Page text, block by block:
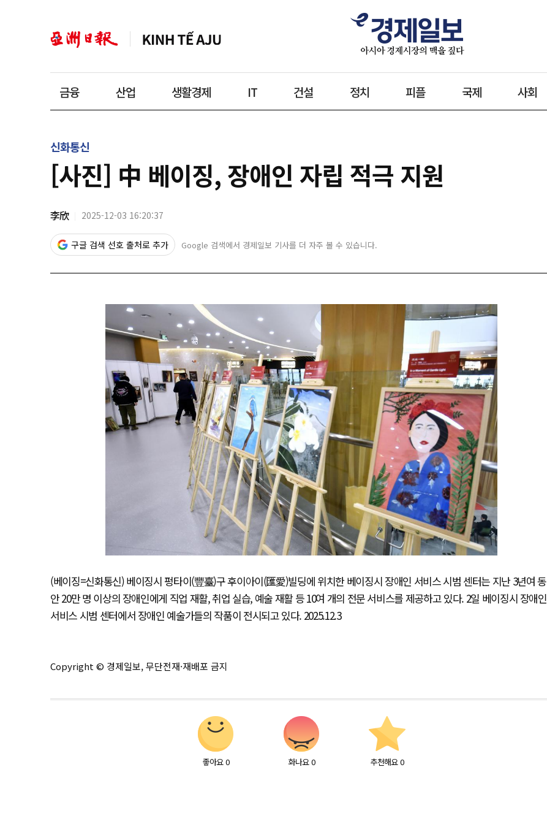
금융 산업 생활경제 IT 건설 정치 피플 국제 사회
신화통신
[사진] 中 베이징, 장애인 자립 적극 지원
李欣 2025-12-03 16:20:37
구글 검색 선호 출처로 추가 Google 검색에서 경제일보 기사를 더 자주 볼 수 있습니다.
(베이징=신화통신) 베이징시 펑타이(豐臺)구 후이아이(匯愛)빌딩에 위치한 베이징시 장애인 서비스 시범 센터는 지난 3년여 동
안 20만 명 이상의 장애인에게 직업 재활, 취업 실습, 예술 재활 등 10여 개의 전문 서비스를 제공하고 있다. 2일 베이징시 장애인
서비스 시범 센터에서 장애인 예술가들의 작품이 전시되고 있다. 2025.12.3
Copyright © 경제일보, 무단전재·재배포 금지
좋아요 0 화나요 0 추천해요 0